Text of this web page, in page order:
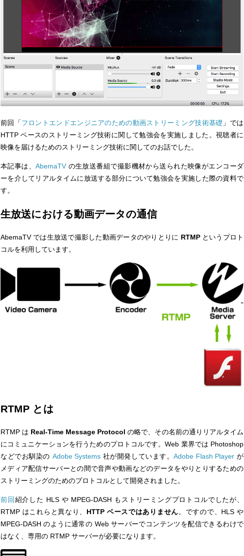
前回「フロントエンドエンジニアのための動画ストリーミング技術基礎 」では
HTTP ベースのストリーミング技術に関して勉強会を実施しました。視聴者に
映像を届けるためのストリーミング技術に関してのお話でした。
本記事は、AbemaTV の生放送番組で撮影機材から送られた映像がエンコーダ
ーを介してリアルタイムに放送する部分について勉強会を実施した際の資料で
す。
生放送における動画データの通信
AbemaTV では生放送で撮影した動画データのやりとりに RTMPというプロト
コルを利用しています。
RTMP とは
RTMP は Real-Time Message Protocol の略で、その名前の通りリアルタイム
にコミュニケーションを行うためのプロトコルです。Web 業界では Photoshop
などでお馴染の Adobe Systems 社が開発しています。Adobe Flash Player が
メディア配信サーバーとの間で音声や動画などのデータをやりとりするための
ストリーミングのためのプロトコルとして開発されました。
前回紹介した HLS や MPEG-DASH もストリーミングプロトコルでしたが、
RTMP はこれらと異なり、 HTTP ベースではありません。ですので、HLS や
MPEG-DASH のように通常の Web サーバーでコンテンツを配信できるわけで
はなく、専用の RTMP サーバーが必要になります。